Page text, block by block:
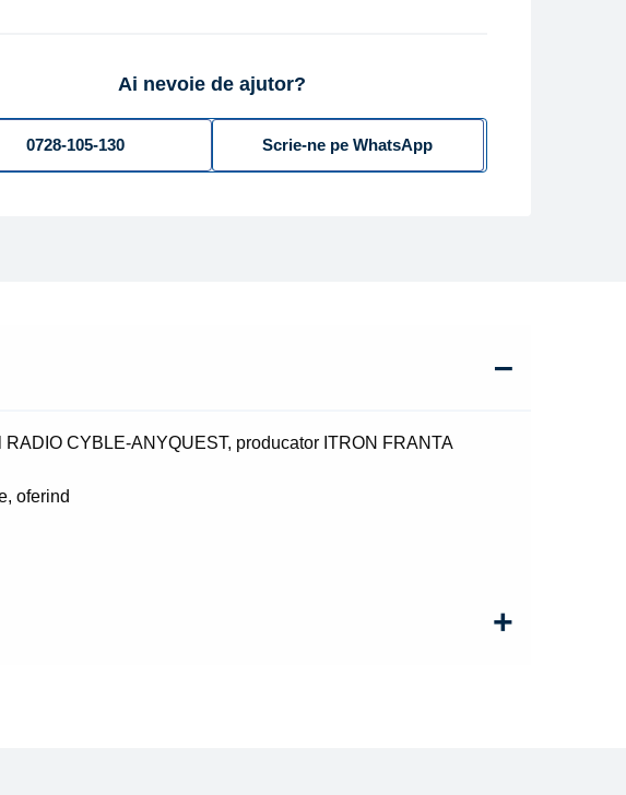
Ai nevoie de ajutor?
0728-105-130 Scrie-ne pe WhatsApp
CYBLE-ANYQUEST, producator ITRON FRANTA
oferind